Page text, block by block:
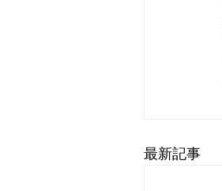
最新記事